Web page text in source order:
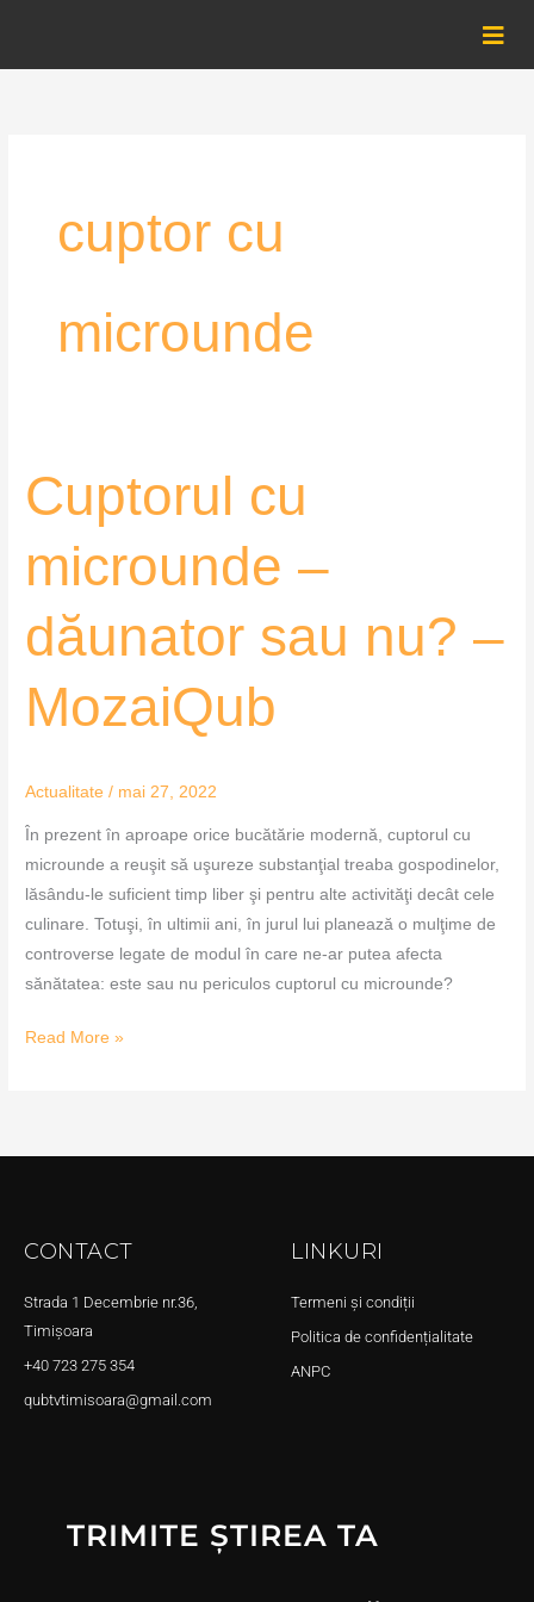
content
cuptor cu
microunde
Cuptorul cu
microunde –
dăunator sau nu? –
MozaiQub
Actualitate / mai 27, 2022
În prezent în aproape orice bucătărie modernă, cuptorul cu
microunde a reuşit să uşureze substanţial treaba gospodinelor,
lăsându-le suficient timp liber şi pentru alte activităţi decât cele
culinare. Totuşi, în ultimii ani, în jurul lui planează o mulţime de
controverse legate de modul în care ne-ar putea afecta
sănătatea: este sau nu periculos cuptorul cu microunde?
Cuptorul
cu
–
sau
nu?
–
MozaiQub
Read More »
CONTACT
Strada 1 Decembrie nr.36,
Timișoara
+40 723 275 354
qubtvtimisoara@gmail.com
LINKURI
Termeni și condiții
Politica de confidențialitate
ANPC
TRIMITE ȘTIREA TA